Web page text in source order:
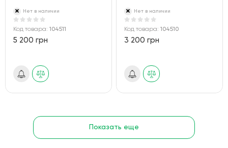
Нет в наличии
Код товара: 104511
5 200 грн
Нет в наличии
Код товара:104510
3 200 грн
Показать еще